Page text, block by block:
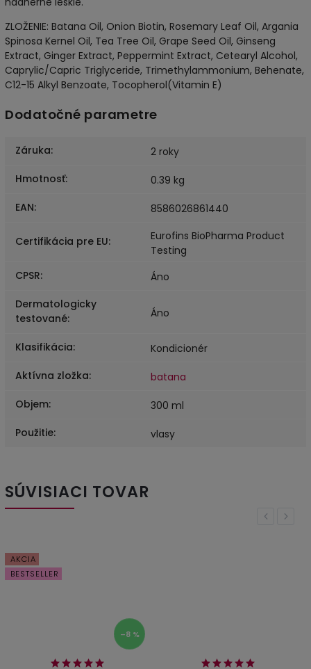
ZLOŽENIE: Batana Oil, Onion Biotin, Rosemary Leaf Oil, Argania
Spinosa Kernel Oil, Tea Tree Oil, Grape Seed Oil, Ginseng
Extract, Ginger Extract, Peppermint Extract, Cetearyl Alcohol,
Caprylic/Capric Triglyceride, Trimethylammonium, Behenate,
C12-15 Alkyl Benzoate, Tocopherol(Vitamin E)
Dodatočné parametre
Záruka:
2 roky
Hmotnosť:
0.39 kg
EAN: 8586026861440
Certifikácia pre EU:
Eurofins BioPharma Product
Testing
CPSR:
Áno
Dermatologicky
testované: Áno
Klasifikácia:
Kondicionér
Aktívna zložka:
batana
Objem:
300 ml
Použitie: vlasy
SÚVISIACI TOVAR
Previous
AKCIA
BESTSELLER
–8 %
Next